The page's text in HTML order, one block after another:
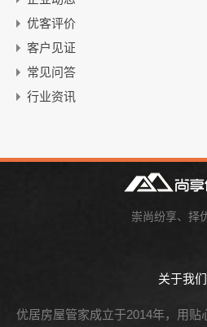
优客评价
客户见证
常见问答
行业资讯
崇尚纷享、择
关于我们
优居房屋管家成立于2014年，用贴